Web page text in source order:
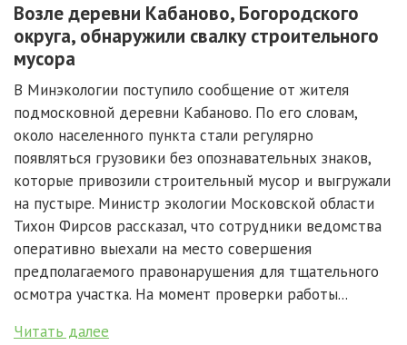
Возле деревни Кабаново, Богородского
округа, обнаружили свалку строительного
мусора
В Минэкологии поступило сообщение от жителя
подмосковной деревни Кабаново. По его словам,
около населенного пункта стали регулярно
появляться грузовики без опознавательных знаков,
которые привозили строительный мусор и выгружали
на пустыре. Министр экологии Московской области
Тихон Фирсов рассказал, что сотрудники ведомства
оперативно выехали на место совершения
предполагаемого правонарушения для тщательного
осмотра участка. На момент проверки работы...
Читать далее